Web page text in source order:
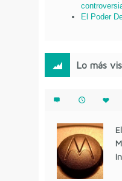
El Poder
Lo más